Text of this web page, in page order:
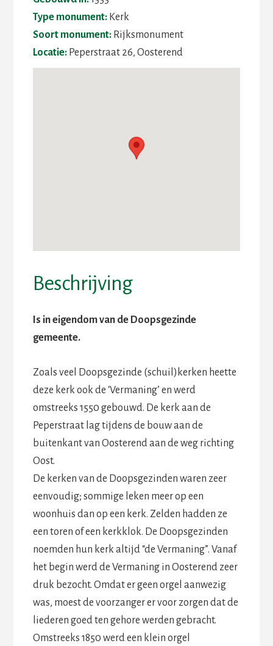
Type monument:Kerk
Soort monument:Rijksmonument
Locatie:Peperstraat 26, Oosterend
Beschrijving
Is in eigendom van de Doopsgezinde
gemeente.
Zoals veel Doopsgezinde (schuil)kerken heette
deze kerk ook de ‘Vermaning’ en werd
omstreeks 1550 gebouwd. De kerk aan de
Peperstraat lag tijdens de bouw aan de
buitenkant van Oosterend aan de weg richting
Oost.
De kerken van de Doopsgezinden waren zeer
eenvoudig; sommige leken meer op een
woonhuis dan op een kerk. Zelden hadden ze
een toren of een kerkklok. De Doopsgezinden
noemden hun kerk altijd “de Vermaning”. Vanaf
het begin werd de Vermaning in Oosterend zeer
druk bezocht. Omdat er geen orgel aanwezig
was, moest de voorzanger er voor zorgen dat de
liederen goed ten gehore werden gebracht.
Omstreeks 1850 werd een klein orgel